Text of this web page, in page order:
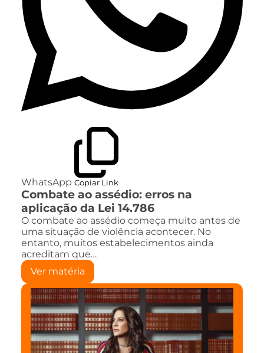
WhatsApp Copiar Link
Combate ao assédio: erros na
aplicação da Lei 14.786
O combate ao assédio começa muito antes de
uma situação de violência acontecer. No
entanto, muitos estabelecimentos ainda
acreditam que…
Ver matéria